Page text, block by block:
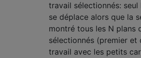
travail sélectionnés:
se déplace alors que la
montré tous les N plans
sélectionnés (premier et
travail avec les petits